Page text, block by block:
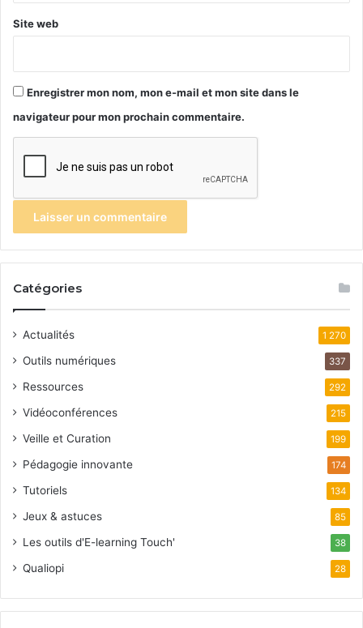
Site web
Enregistrer mon nom, mon e-mail et mon site dans le
navigateur pour mon prochain commentaire.
Catégories
Actualités 1 270
Outils numériques 337
Ressources 292
Vidéoconférences 215
Veille et Curation 199
Pédagogie innovante 174
Tutoriels 134
Jeux & astuces 85
Les outils d'E-learning Touch' 38
Qualiopi 28